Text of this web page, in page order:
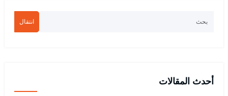
انتقال
أحدث المقالات